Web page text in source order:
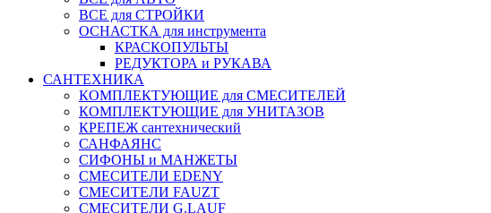
ВСЕ для СТРОЙКИ
ОСНАСТКА для инструмента
КРАСКОПУЛЬТЫ
РЕДУКТОРА и РУКАВА
САНТЕХНИКА
КОМПЛЕКТУЮЩИЕ для СМЕСИТЕЛЕЙ
КОМПЛЕКТУЮЩИЕ для УНИТАЗОВ
КРЕПЕЖ сантехнический
САНФАЯНС
СИФОНЫ и МАНЖЕТЫ
СМЕСИТЕЛИ EDENY
СМЕСИТЕЛИ FAUZT
СМЕСИТЕЛИ G.LAUF